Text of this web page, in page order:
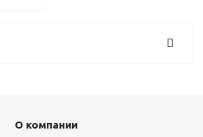
О компании